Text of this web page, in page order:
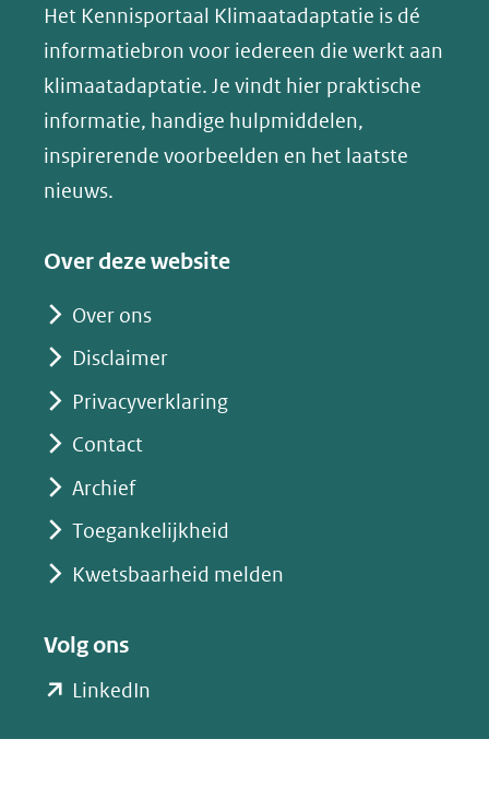
website)
website)
website)
y
(opent
in
nieuw
venster)
naar
een
andere
website)
Het Kennisportaal Klimaatadaptatie is dé
informatiebron voor iedereen die werkt aan
klimaatadaptatie. Je vindt hier praktische
informatie, handige hulpmiddelen,
inspirerende voorbeelden en het laatste
nieuws.
Over deze website
Over ons
Disclaimer
Privacyverklaring
Contact
Archief
Toegankelijkheid
Kwetsbaarheid melden
Volg ons
LinkedIn